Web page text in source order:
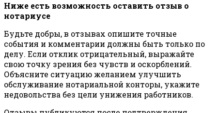
Ниже есть возможность оставить отзыв о
нотариусе
Будьте добры, в отзывах опишите точные
события и комментарии должны быть только по
делу. Если отклик отрицательный, выражайте
свою точку зрения без чувств и оскорблений.
Объясните ситуацию желанием улучшить
обслуживание нотариальной конторы, укажите
недовольства без цели унижения работников.